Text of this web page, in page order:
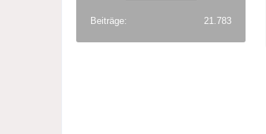
Beiträge 21.783